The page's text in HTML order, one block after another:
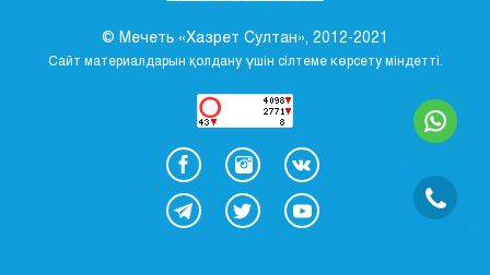
© Мечеть «Хазрет Султан», 2012-2021
Сайт материалдарын қолдану үшін сілтеме көрсету міндетті.